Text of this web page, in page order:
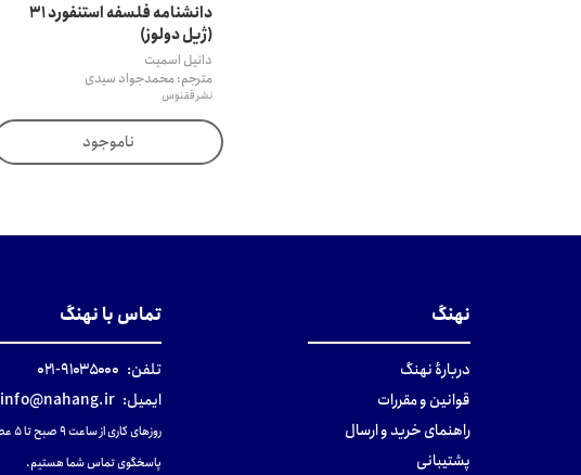
دانشنامه فلسفه استنفورد 31
(ژیل دولوز)
دانیل اسمیت
مترجم: محمدجواد سیدی
نشر ققنوس
ناموجود
نهنگ
دربارهٔ نهنگ
قوانین و مقررات
راهنمای خرید و ارسال
پشتیبانی
تماس با نهنگ
تلفن: ۹۱۰۳۵۰۰۰-۰۲۱
ایمیل: info@nahang.ir
روزهای کاری از ساعت ۹ صبح تا ۵ عصر
پاسخگوی تماس شما هستیم.